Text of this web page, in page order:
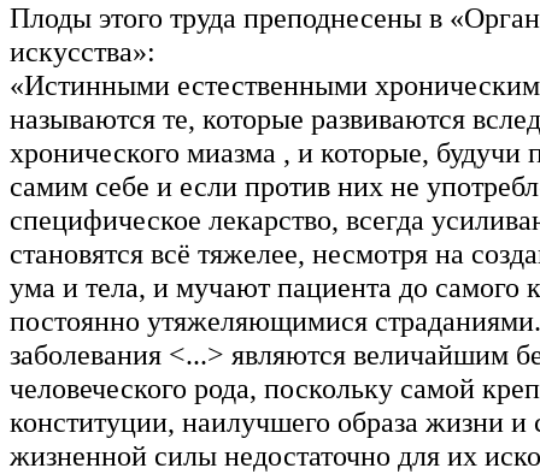
Плоды этого труда преподнесены в
искусства»:
«Истинными естественными
называются те, которые развиваются
хронического миазма , и которые, будучи
самим себе и если против них не
специфическое лекарство, всегда
становятся всё тяжелее, несмотря на
ума и тела, и мучают пациента до самого
постоянно утяжеляющимися
заболевания <...> являются величайшим
человеческого рода, поскольку самой
конституции, наилучшего образа жизни и
жизненной силы недостаточно для их